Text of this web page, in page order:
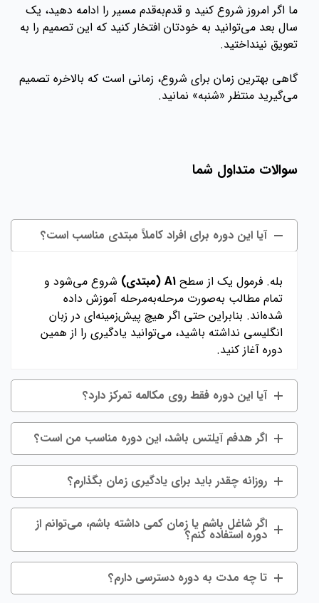
ما اگر امروز شروع کنید و قدم‌به‌قدم مسیر را ادامه دهید، یک
سال بعد می‌توانید به خودتان افتخار کنید که این تصمیم را به
تعویق نینداختید.
گاهی بهترین زمان برای شروع، زمانی است که بالاخره تصمیم
می‌گیرید منتظر «شنبه» نمانید.
سوالات متداول شما
آیا این دوره برای افراد کاملاً مبتدی مناسب است؟
بله. فرمول یک از سطح A1 (مبتدی)
شروع می‌شود و
تمام مطالب به‌صورت مرحله‌به‌مرحله آموزش داده
شده‌اند. بنابراین حتی اگر هیچ پیش‌زمینه‌ای در زبان
انگلیسی نداشته باشید، می‌توانید یادگیری را از همین
دوره آغاز کنید.
آیا این دوره فقط روی مکالمه تمرکز دارد؟
اگر هدفم آیلتس باشد، این دوره مناسب من است؟
روزانه چقدر باید برای یادگیری زمان بگذارم؟
اگر شاغل باشم یا زمان کمی داشته باشم، می‌توانم از
دوره استفاده کنم؟
تا چه مدت به دوره دسترسی دارم؟